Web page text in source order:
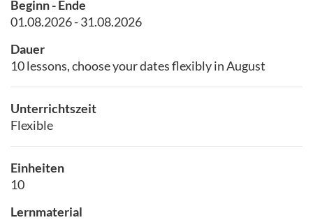
Beginn - Ende
01.08.2026 - 31.08.2026
Dauer
10 lessons, choose your dates flexibly in August
Unterrichtszeit
Flexible
Einheiten
10
Lernmaterial